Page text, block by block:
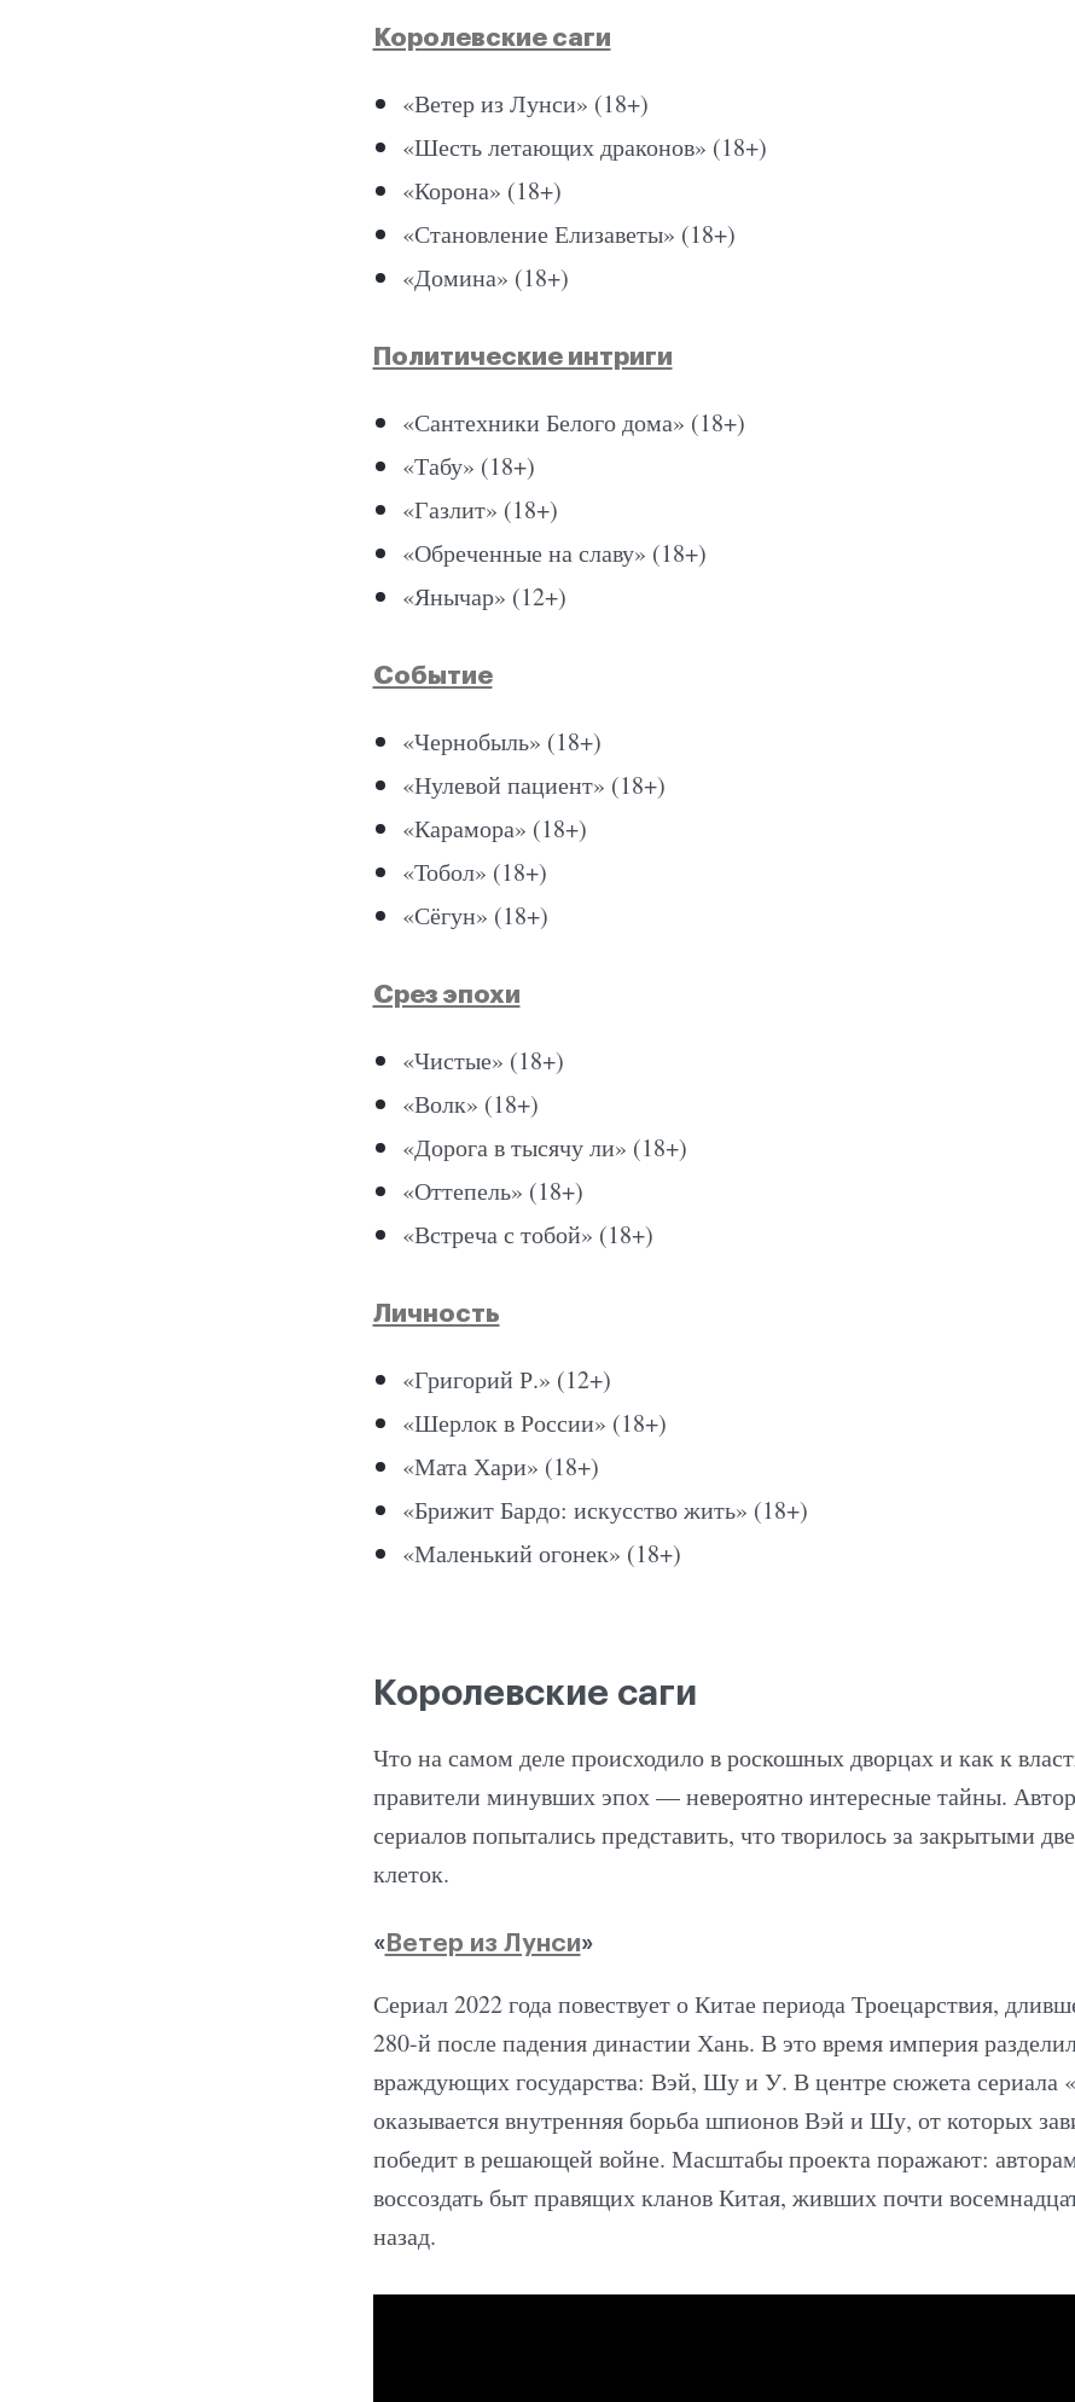
Королевские саги
«Ветер из Лунси» (18+)
«Шесть летающих драконов» (18+)
«Корона» (18+)
«Становление Елизаветы» (18+)
«Домина» (18+)
Политические интриги
«Сантехники Белого дома» (18+)
«Табу» (18+)
«Газлит» (18+)
«Обреченные на славу» (18+)
«Янычар» (12+)
Событие
«Чернобыль» (18+)
«Нулевой пациент» (18+)
«Карамора» (18+)
«Тобол» (18+)
«Сёгун» (18+)
Срез эпохи
«Чистые» (18+)
«Волк» (18+)
«Дорога в тысячу ли» (18+)
«Оттепель» (18+)
«Встреча с тобой» (18+)
Личность
«Григорий Р.» (12+)
«Шерлок в России» (18+)
«Мата Хари» (18+)
«Брижит Бардо: искусство жить» (18+)
«Маленький огонек» (18+)
Королевские саги
Что на самом деле происходило в роскошных дворцах и как к
правители минувших эпох — невероятно интересные тайны.
сериалов попытались представить, что творилось за закрытыми
клеток.
«Ветер из Лунси»
Сериал 2022 года повествует о Китае периода Троецарствия,
280-й после падения династии Хань. В это время империя
враждующих государства: Вэй, Шу и У. В центре сюжета сериала
оказывается внутренняя борьба шпионов Вэй и Шу, от которых
победит в решающей войне. Масштабы проекта поражают:
воссоздать быт правящих кланов Китая, живших почти
назад.